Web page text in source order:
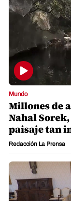
Mundo
Millones de
Nahal
paisaje tan
Redacción La Prensa